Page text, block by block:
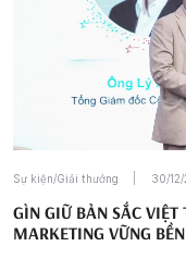
Sự kiện/Giải thưởng 30/
GÌN GIỮ BẢN SẮC VIỆT
MARKETING VỮNG